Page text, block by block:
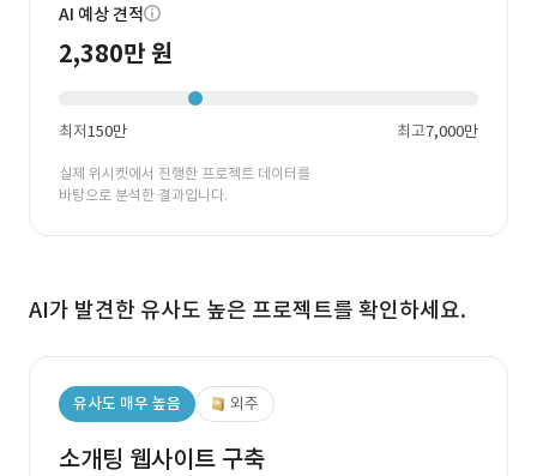
AI 예상 견적
2,380만 원
최저150만 최고7,000만
실제 위시켓에서 진행한 프로젝트 데이터를
바탕으로 분석한 결과입니다.
AI가 발견한 유사도 높은 프로젝트를 확인하세요.
유사도 매우 높음 외주
소개팅 웹사이트 구축